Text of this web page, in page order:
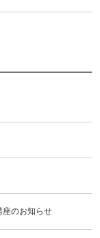
座のお知らせ